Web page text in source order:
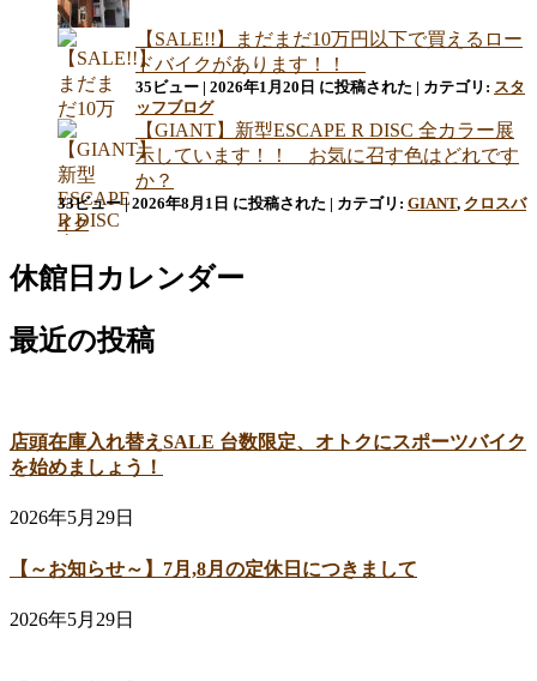
【SALE!!】まだまだ10万円以下で買えるロー
ドバイクがあります！！
35ビュー 2026年1月20日 に投稿された カテゴリ: スタ
ッフブログ
【GIANT】新型ESCAPE R DISC 全カラー展
示しています！！ お気に召す色はどれです
か？
33ビュー|2026年8月1日 に投稿された カテゴリ: GIANT, クロスバ
イク
休館日カレンダー
最近の投稿
店頭在庫入れ替えSALE 台数限定、オトクにスポーツバイク
を始めましょう！
2026年5月29日
【～お知らせ～】7月,8月の定休日につきまして
2026年5月29日